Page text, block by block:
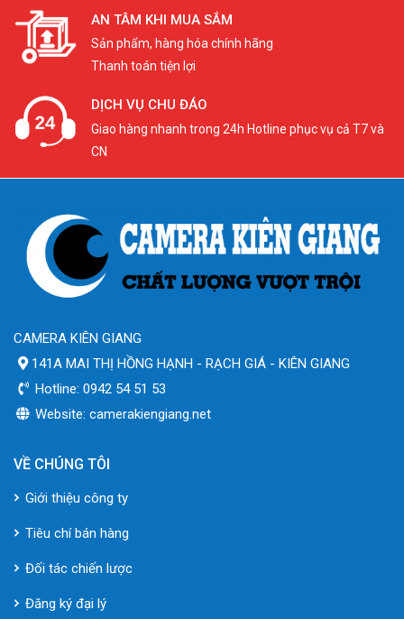
AN TÂM KHI MUA SẮM
Sản phẩm, hàng hóa chính hãng
Thanh toán tiện lợi
DỊCH VỤ CHU ĐÁO
Giao hàng nhanh trong 24h Hotline phục vụ cả T7 và
CN
CAMERA KIÊN GIANG
141A MAI THỊ HỒNG HẠNH - RẠCH GIÁ - KIÊN GIANG
Hotline: 0942 54 51 53
Website: camerakiengiang.net
VỀ CHÚNG TÔI
Giới thiệu công ty
Tiêu chí bán hàng
Đối tác chiến lược
Đăng ký đại lý